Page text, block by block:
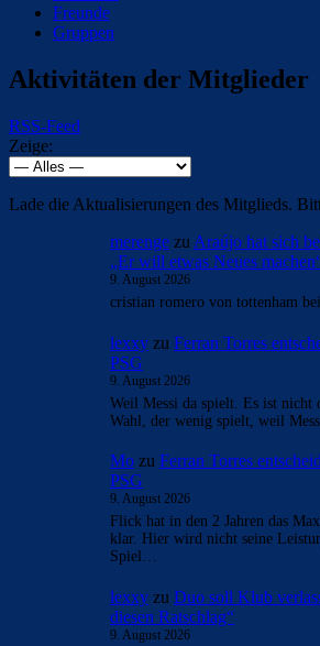
Freunde
Gruppen
Aktivitäten der Mitglieder
RSS-Feed
Zeige:
Lade die Aktualisierungen des Mitglieds.
merenge zu Araújo hat sich
„Er will etwas Neues
9. August 2026
cristian romero von tottenham
lexxy zu Ferran Torres
PSG
9. August 2026
Weil Messi da spielt. Es ist nicht
Wahl, der wenig spielt, weil
Mo zu Ferran Torres
PSG
9. August 2026
Flick hat in den 2 Jahren das
klar. Hier wird nicht seine
Spiel…
lexxy zu Duo soll Klub
diesen Ratschlag“
9. August 2026